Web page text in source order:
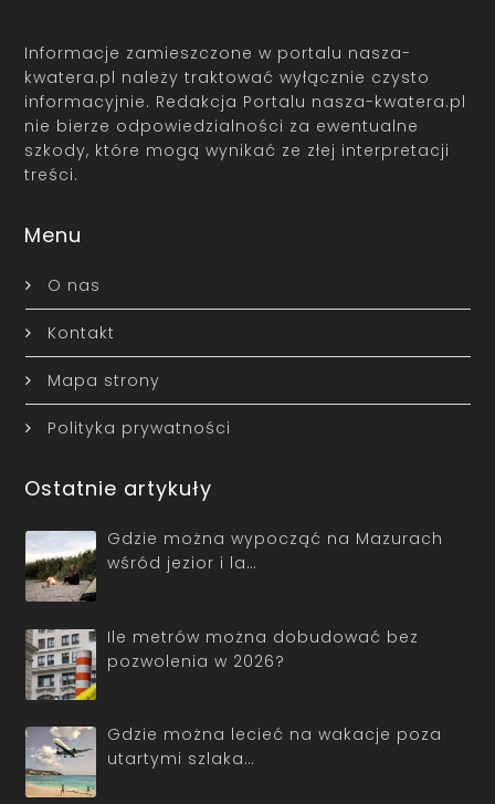
Informacje zamieszczone w portalu nasza-
kwatera.pl należy traktować wyłącznie czysto
informacyjnie. Redakcja Portalu nasza-kwatera.pl
nie bierze odpowiedzialności za ewentualne
szkody, które mogą wynikać ze złej interpretacji
treści.
Menu
O nas
Kontakt
Mapa strony
Polityka prywatności
Ostatnie artykuły
Gdzie można wypocząć na Mazurach
wśród jezior i la…
Ile metrów można dobudować bez
pozwolenia w 2026?
Gdzie można lecieć na wakacje poza
utartymi szlaka…